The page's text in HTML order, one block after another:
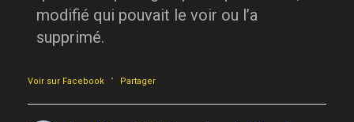
modifié qui pouvait le voir ou l’a
supprimé.
Voir sur Facebook · Partager